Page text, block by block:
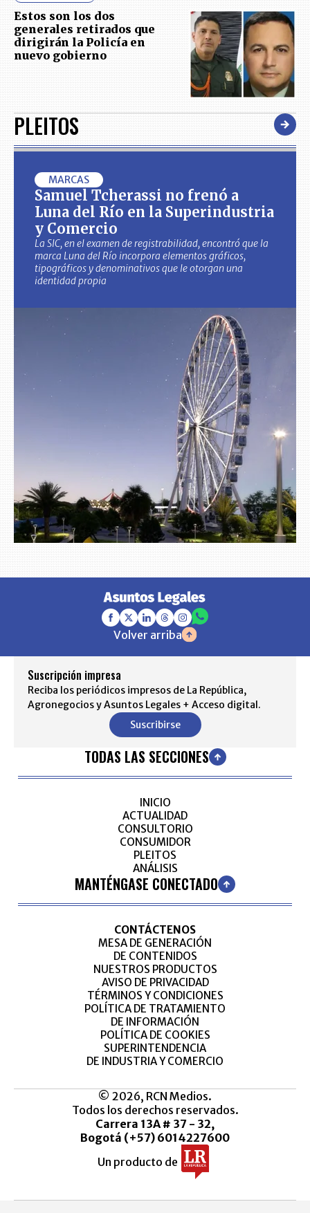
Estos son los dos
generales retirados que
dirigirán la Policía en
nuevo gobierno
PLEITOS
MARCAS
Samuel Tcherassi no frenó a
Luna del Río en la Superindustria
y Comercio
La SIC, en el examen de registrabilidad, encontró que la
marca Luna del Río incorpora elementos gráficos,
tipográficos y denominativos que le otorgan una
identidad propia
Volver arriba
Suscripción impresa
Reciba los periódicos impresos de La República,
Agronegocios y Asuntos Legales + Acceso digital.
Suscribirse
TODAS LAS SECCIONES
INICIO
ACTUALIDAD
CONSULTORIO
CONSUMIDOR
PLEITOS
ANÁLISIS
MANTÉNGASE CONECTADO
CONTÁCTENOS
MESA DE GENERACIÓN
DE CONTENIDOS
NUESTROS PRODUCTOS
AVISO DE PRIVACIDAD
TÉRMINOS Y CONDICIONES
POLÍTICA DE TRATAMIENTO
DE INFORMACIÓN
POLÍTICA DE COOKIES
SUPERINTENDENCIA
DE INDUSTRIA Y COMERCIO
© 2026, RCN Medios.
Todos los derechos reservados.
Carrera 13A # 37 - 32,
Bogotá (+57) 6014227600
Un producto de